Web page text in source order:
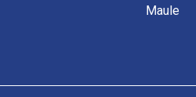
Maule